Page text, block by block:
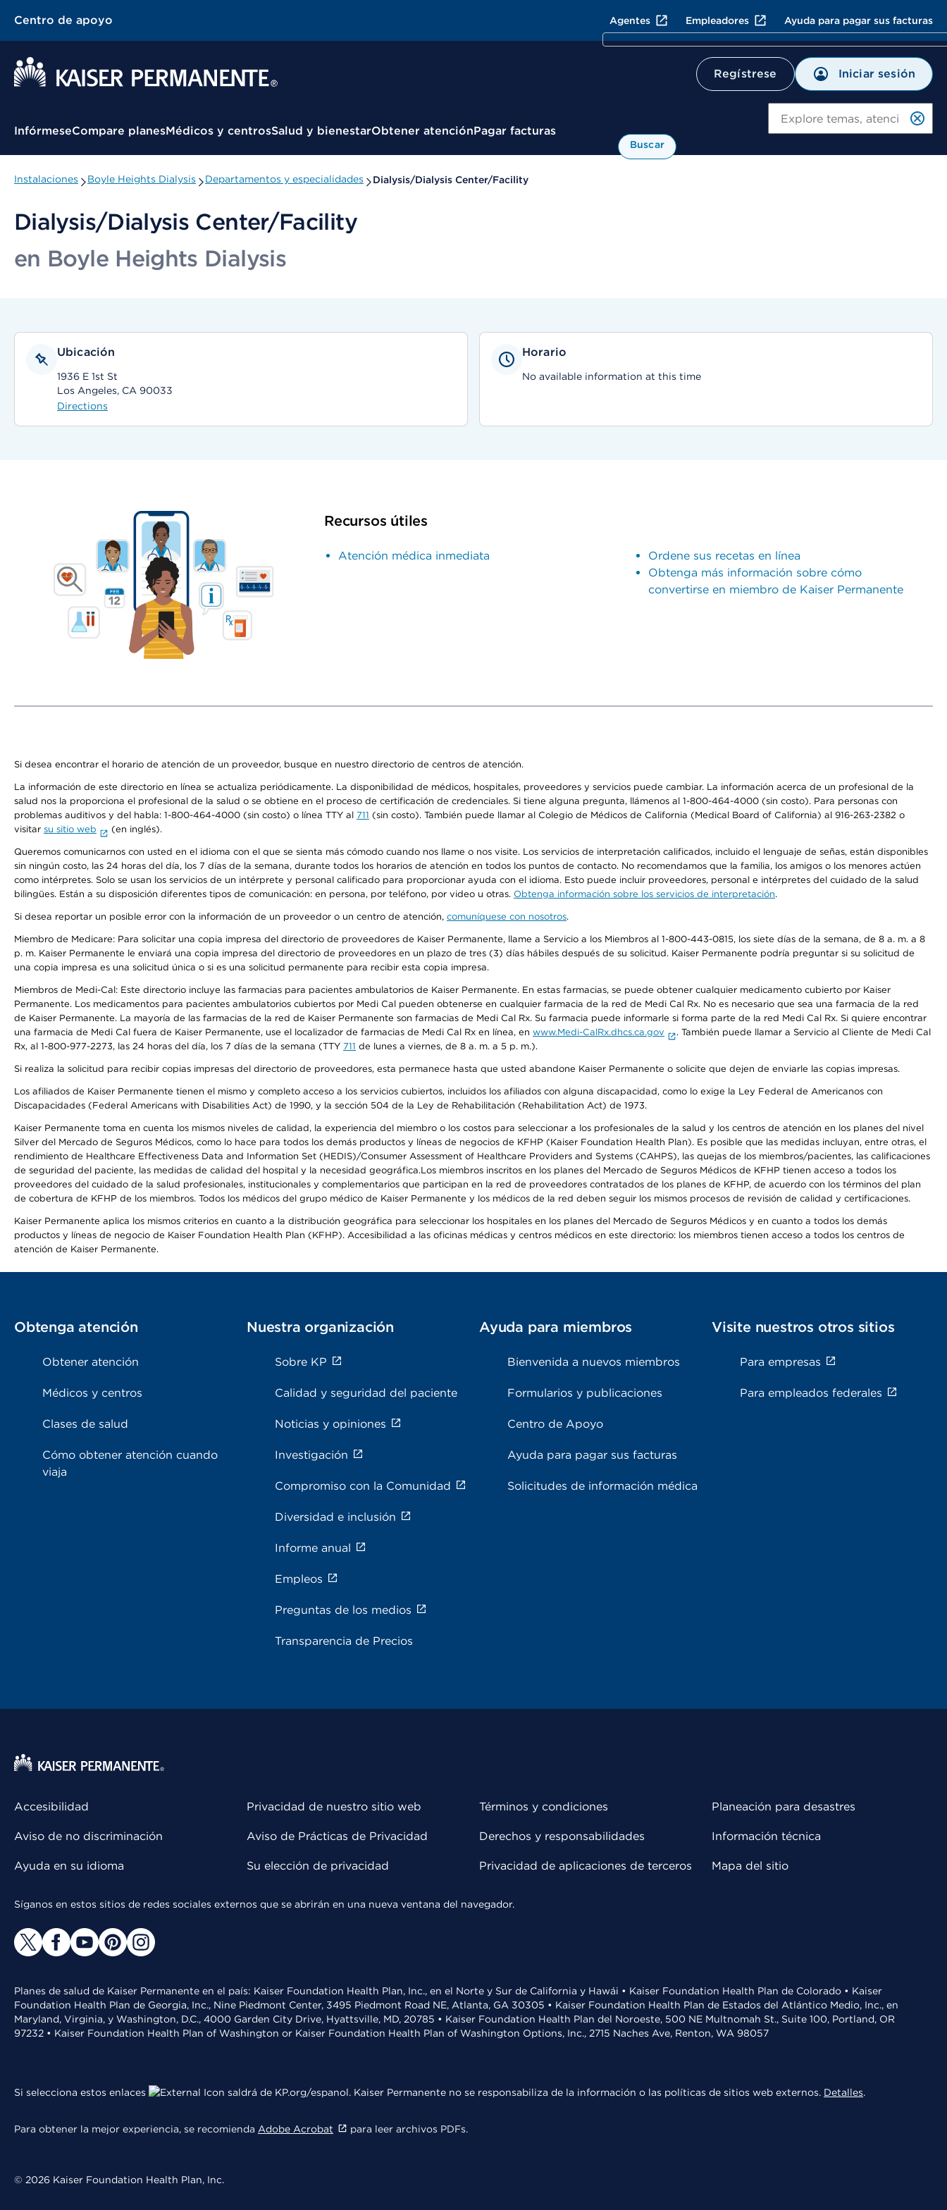
Centro de apoyo Agentes Empleadores Ayuda para pagar sus facturas
Regístrese Iniciar sesión
Menú contextual
InfórmeseCompare planesMédicos y centrosSalud y bienestarObtener atenciónPagar facturas
Buscar
Instalaciones Boyle Heights Dialysis Departamentos y especialidades Dialysis/Dialysis Center/Facility
Dialysis/Dialysis Center/Facility
en Boyle Heights Dialysis
Ubicación
1936 E 1st St
Los Angeles, CA 90033
Directions
Horario
No available information at this time
Recursos útiles
Atención médica inmediata
Ordene sus recetas en línea
Obtenga más información sobre cómo
convertirse en miembro de Kaiser Permanente
Si desea encontrar el horario de atención de un proveedor, busque en nuestro directorio de centros de atención.
La información de este directorio en línea se actualiza periódicamente. La disponibilidad de médicos, hospitales, proveedores y servicios puede cambiar. La información acerca de un profesional de la
salud nos la proporciona el profesional de la salud o se obtiene en el proceso de certificación de credenciales. Si tiene alguna pregunta, llámenos al 1-800-464-4000 (sin costo). Para personas con
problemas auditivos y del habla: 1-800-464-4000 (sin costo) o línea TTY al 711 (sin costo). También puede llamar al Colegio de Médicos de California (Medical Board of California) al 916-263-2382 o
visitar su sitio web (en inglés).
Queremos comunicarnos con usted en el idioma con el que se sienta más cómodo cuando nos llame o nos visite. Los servicios de interpretación calificados, incluido el lenguaje de señas, están disponibles
sin ningún costo, las 24 horas del día, los 7 días de la semana, durante todos los horarios de atención en todos los puntos de contacto. No recomendamos que la familia, los amigos o los menores actúen
como intérpretes. Solo se usan los servicios de un intérprete y personal calificado para proporcionar ayuda con el idioma. Esto puede incluir proveedores, personal e intérpretes del cuidado de la salud
bilingües. Están a su disposición diferentes tipos de comunicación: en persona, por teléfono, por video u otras. Obtenga información sobre los servicios de interpretación.
Si desea reportar un posible error con la información de un proveedor o un centro de atención, comuníquese con nosotros.
Miembro de Medicare: Para solicitar una copia impresa del directorio de proveedores de Kaiser Permanente, llame a Servicio a los Miembros al 1-800-443-0815, los siete días de la semana, de 8 a. m. a 8
p. m. Kaiser Permanente le enviará una copia impresa del directorio de proveedores en un plazo de tres (3) días hábiles después de su solicitud. Kaiser Permanente podría preguntar si su solicitud de
una copia impresa es una solicitud única o si es una solicitud permanente para recibir esta copia impresa.
Miembros de Medi-Cal: Este directorio incluye las farmacias para pacientes ambulatorios de Kaiser Permanente. En estas farmacias, se puede obtener cualquier medicamento cubierto por Kaiser
Permanente. Los medicamentos para pacientes ambulatorios cubiertos por Medi Cal pueden obtenerse en cualquier farmacia de la red de Medi Cal Rx. No es necesario que sea una farmacia de la red
de Kaiser Permanente. La mayoría de las farmacias de la red de Kaiser Permanente son farmacias de Medi Cal Rx. Su farmacia puede informarle si forma parte de la red Medi Cal Rx. Si quiere encontrar
una farmacia de Medi Cal fuera de Kaiser Permanente, use el localizador de farmacias de Medi Cal Rx en línea, en www.Medi-CalRx.dhcs.ca.gov
. También puede llamar a Servicio al Cliente de Medi Cal
Rx, al 1-800-977-2273, las 24 horas del día, los 7 días de la semana (TTY 711 de lunes a viernes, de 8 a. m. a 5 p. m.).
Si realiza la solicitud para recibir copias impresas del directorio de proveedores, esta permanece hasta que usted abandone Kaiser Permanente o solicite que dejen de enviarle las copias impresas.
Los afiliados de Kaiser Permanente tienen el mismo y completo acceso a los servicios cubiertos, incluidos los afiliados con alguna discapacidad, como lo exige la Ley Federal de Americanos con
Discapacidades (Federal Americans with Disabilities Act) de 1990, y la sección 504 de la Ley de Rehabilitación (Rehabilitation Act) de 1973.
Kaiser Permanente toma en cuenta los mismos niveles de calidad, la experiencia del miembro o los costos para seleccionar a los profesionales de la salud y los centros de atención en los planes del nivel
Silver del Mercado de Seguros Médicos, como lo hace para todos los demás productos y líneas de negocios de KFHP (Kaiser Foundation Health Plan). Es posible que las medidas incluyan, entre otras, el
rendimiento de Healthcare Effectiveness Data and Information Set (HEDIS)/Consumer Assessment of Healthcare Providers and Systems (CAHPS), las quejas de los miembros/pacientes, las calificaciones
de seguridad del paciente, las medidas de calidad del hospital y la necesidad geográfica.Los miembros inscritos en los planes del Mercado de Seguros Médicos de KFHP tienen acceso a todos los
proveedores del cuidado de la salud profesionales, institucionales y complementarios que participan en la red de proveedores contratados de los planes de KFHP, de acuerdo con los términos del plan
de cobertura de KFHP de los miembros. Todos los médicos del grupo médico de Kaiser Permanente y los médicos de la red deben seguir los mismos procesos de revisión de calidad y certificaciones.
Kaiser Permanente aplica los mismos criterios en cuanto a la distribución geográfica para seleccionar los hospitales en los planes del Mercado de Seguros Médicos y en cuanto a todos los demás
productos y líneas de negocio de Kaiser Foundation Health Plan (KFHP). Accesibilidad a las oficinas médicas y centros médicos en este directorio: los miembros tienen acceso a todos los centros de
atención de Kaiser Permanente.
Obtenga atención
Obtener atención
Médicos y centros
Clases de salud
Cómo obtener atención cuando
viaja
Nuestra organización
Sobre KP
Calidad y seguridad del paciente
Noticias y opiniones
Investigación
Compromiso con la Comunidad
Diversidad e inclusión
Informe anual
Empleos
Preguntas de los medios
Transparencia de Precios
Ayuda para miembros
Bienvenida a nuevos miembros
Formularios y publicaciones
Centro de Apoyo
Ayuda para pagar sus facturas
Solicitudes de información médica
Visite nuestros otros sitios
Para empresas
Para empleados federales
Accesibilidad
Aviso de no discriminación
Ayuda en su idioma
Privacidad de nuestro sitio web
Aviso de Prácticas de Privacidad
Su elección de privacidad
Términos y condiciones
Derechos y responsabilidades
Privacidad de aplicaciones de terceros
Planeación para desastres
Información técnica
Mapa del sitio
Síganos en estos sitios de redes sociales externos que se abrirán en una nueva ventana del navegador.
Planes de salud de Kaiser Permanente en el país: Kaiser Foundation Health Plan, Inc., en el Norte y Sur de California y Hawái • Kaiser Foundation Health Plan de Colorado • Kaiser
Foundation Health Plan de Georgia, Inc., Nine Piedmont Center, 3495 Piedmont Road NE, Atlanta, GA 30305 • Kaiser Foundation Health Plan de Estados del Atlántico Medio, Inc., en
Maryland, Virginia, y Washington, D.C., 4000 Garden City Drive, Hyattsville, MD, 20785 • Kaiser Foundation Health Plan del Noroeste, 500 NE Multnomah St., Suite 100, Portland, OR
97232 • Kaiser Foundation Health Plan of Washington or Kaiser Foundation Health Plan of Washington Options, Inc., 2715 Naches Ave, Renton, WA 98057
Si selecciona estos enlaces saldrá de KP.org/espanol. Kaiser Permanente no se responsabiliza de la información o las políticas de sitios web externos. Detalles.
Para obtener la mejor experiencia, se recomienda Adobe Acrobat para leer archivos PDFs.
© 2026 Kaiser Foundation Health Plan, Inc.